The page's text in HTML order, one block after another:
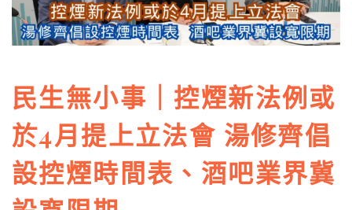
民生無小事｜控煙新法例或
於4月提上立法會 湯修齊倡
設控煙時間表、酒吧業界冀